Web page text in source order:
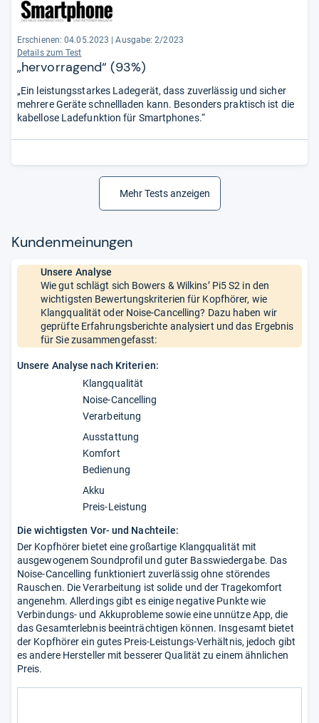
Erschienen: 04.05.2023 | Ausgabe: 2/2023
Details zum Test
„hervorragend“ (93%)
„Ein leistungsstarkes Ladegerät, dass zuverlässig und sicher
mehrere Geräte schnellladen kann. Besonders praktisch ist die
kabellose Ladefunktion für Smartphones.“
Mehr Tests anzeigen
Kun­den­mei­nun­gen
Unsere Analyse
Wie gut schlägt sich Bowers & Wilkins’ Pi5 S2 in den
wichtigsten Bewertungskriterien für Kopfhörer, wie
Klangqualität oder Noise-Cancelling? Dazu haben wir
geprüfte Erfahrungsberichte analysiert und das Ergebnis
für Sie zusammengefasst:
Unsere Analyse nach Kriterien:
Klangqualität
Noise-Cancelling
Verarbeitung
Ausstattung
Komfort
Bedienung
Akku
Preis-Leistung
Die wichtigsten Vor- und Nachteile:
Der Kopfhörer bietet eine großartige Klangqualität mit
ausgewogenem Soundprofil und guter Basswiedergabe. Das
Noise-Cancelling funktioniert zuverlässig ohne störendes
Rauschen. Die Verarbeitung ist solide und der Tragekomfort
angenehm. Allerdings gibt es einige negative Punkte wie
Verbindungs- und Akkuprobleme sowie eine unnütze App, die
das Gesamterlebnis beeinträchtigen können. Insgesamt bietet
der Kopfhörer ein gutes Preis-Leistungs-Verhältnis, jedoch gibt
es andere Hersteller mit besserer Qualität zu einem ähnlichen
Preis.